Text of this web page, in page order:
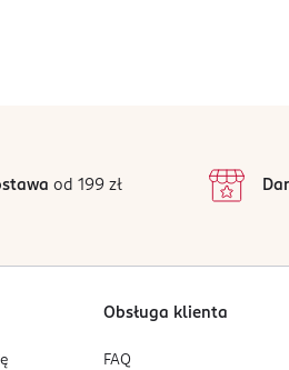
od 199 zł
Obsługa klienta
FAQ